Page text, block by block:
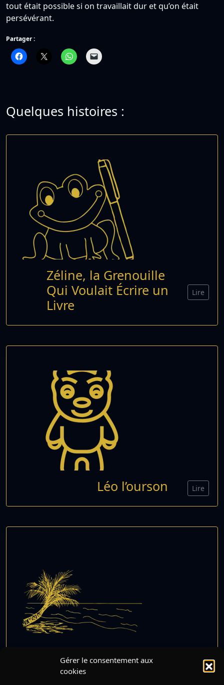
Gérer le consentement aux
cookies
tout était possible si on travaillait dur et qu’on était
persévérant.
Partager :
Quelques histoires :
Zéline, la Grenouille
Qui Voulait Écrire un
Livre
Lire
Léo l’ourson Lire
Simo, le Grain de Sable